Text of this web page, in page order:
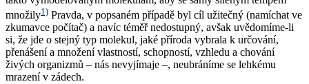
množily1) Pravda, v popsaném případě byl cíl užitečný (namíchat ve
zkumavce počítač) a navíc téměř nedostupný, avšak uvědomíme-li
si, že jde o stejný typ molekul, jaké příroda vybrala k určování,
přenášení a množení vlastností, schopností, vzhledu a chování
živých organizmů – nás nevyjímaje –, neubráníme se lehkému
mrazení v zádech.